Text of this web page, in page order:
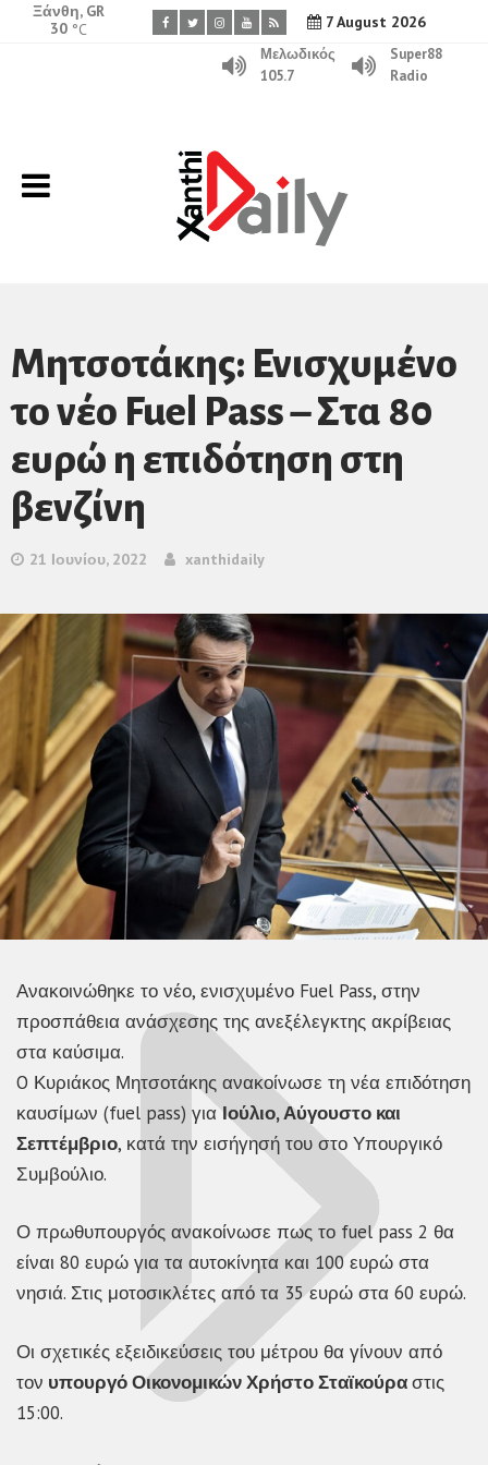
7 August 2026
Ξάνθη, GR
30 °C
Μελωδικός
105.7
Super88
Radio
Μητσοτάκης: Ενισχυμένο
το νέο Fuel Pass – Στα 80
ευρώ η επιδότηση στη
βενζίνη
21 Ιουνίου, 2022 xanthidaily
Ανακοινώθηκε το νέο, ενισχυμένο Fuel Pass, στην
προσπάθεια ανάσχεσης της ανεξέλεγκτης ακρίβειας
στα καύσιμα.
O Κυριάκος Μητσοτάκης ανακοίνωσε τη νέα επιδότηση
καυσίμων (fuel pass) γιαΙούλιο, Αύγουστο και
Σεπτέμβριο, κατά την εισήγησή του στο Υπουργικό
Συμβούλιο.
Ο πρωθυπουργός ανακοίνωσε πως το fuel pass 2 θα
είναι 80 ευρώ για τα αυτοκίνητα και 100 ευρώ στα
νησιά. Στις μοτοσικλέτες από τα 35 ευρώ στα 60 ευρώ.
Οι σχετικές εξειδικεύσεις του μέτρου θα γίνουν από
τον υπουργό Οικονομικών Χρήστο Σταϊκούραστις
15:00.